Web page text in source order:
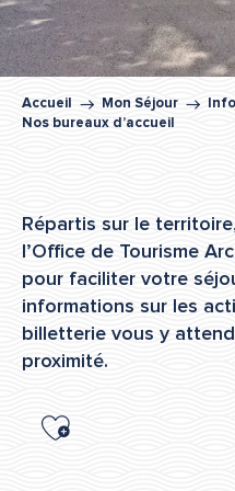
Accueil Mon Séjour
Nos bureaux d’accueil
Répartis sur le
l’Office de Tourisme
pour faciliter votre
informations sur les
billetterie vous y
proximité.
Ajouter aux